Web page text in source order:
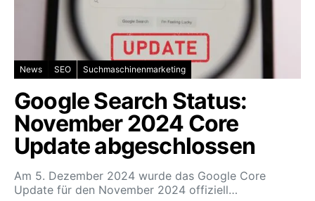
News SEO Suchmaschinenmarketing
Google Search Status:
November 2024 Core
Update abgeschlossen
Am 5. Dezember 2024 wurde das Google Core
Update für den November 2024 offiziell…